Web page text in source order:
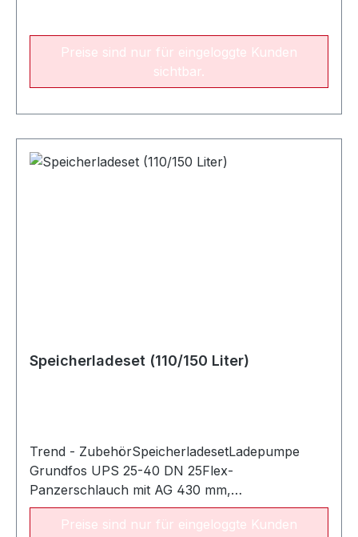
Preise sind nur für eingeloggte Kunden
sichtbar.
Speicherladeset (110/150 Liter)
Trend - ZubehörSpeicherladesetLadepumpe
Grundfos UPS 25-40 DN 25Flex-
Panzerschlauch mit AG 430 mm,
3/4”Überwurfmutter TG 11/2°Einlegeteil TG
3/4”Schwerkraftbremse DN 25Winkel I/A
Preise sind nur für eingeloggte Kunden